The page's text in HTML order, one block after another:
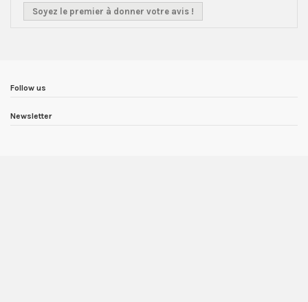
Soyez le premier à donner votre avis !
Follow us
Newsletter